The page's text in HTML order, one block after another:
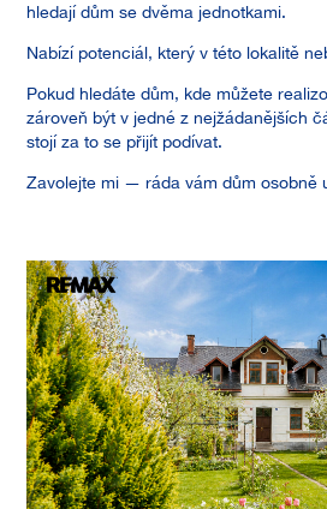
hledají dům se dvěma jednotkami.
Nabízí potenciál, který v této lokalitě
Pokud hledáte dům, kde můžete
zároveň být v jedné z nejžádanějších
stojí za to se přijít podívat.
Zavolejte mi — ráda vám dům osobně